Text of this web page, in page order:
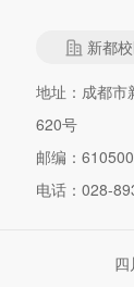
新都
地址：成都市
620号
邮编：610500
电话：028-